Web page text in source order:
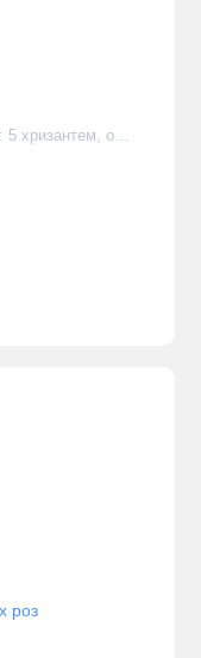
Код товара: 5 хризантем, оформление, лента